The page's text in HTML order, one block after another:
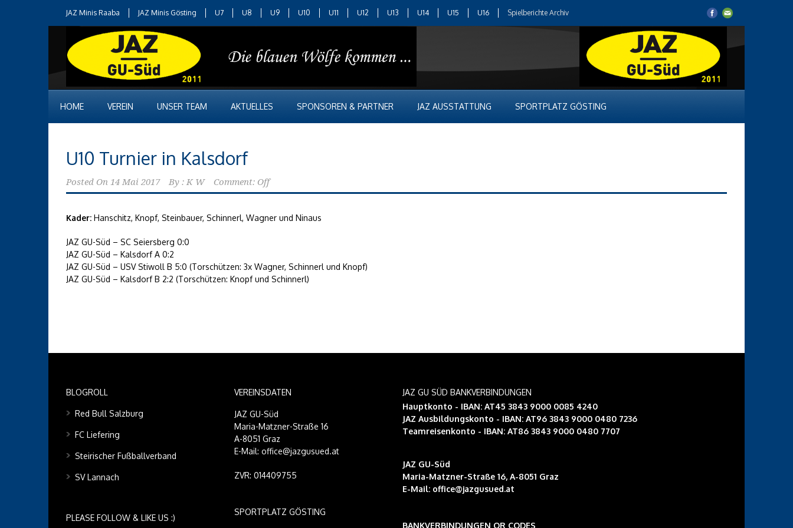
JAZ Minis Raaba JAZ Minis Gösting U7 U8 U9 U10 U11 U12 U13 U14 U15 U16 Spielberichte Archiv
HOME VEREIN UNSER TEAM AKTUELLES SPONSOREN & PARTNER JAZ AUSSTATTUNG SPORTPLATZ GÖSTING
U10 Turnier in Kalsdorf
Posted On 14 Mai 2017 By : K W Comment: Off
Kader: Hanschitz, Knopf, Steinbauer, Schinnerl, Wagner und Ninaus
JAZ GU-Süd – SC Seiersberg 0:0
JAZ GU-Süd – Kalsdorf A 0:2
JAZ GU-Süd – USV Stiwoll B 5:0 (Torschützen: 3x Wagner, Schinnerl und Knopf)
JAZ GU-Süd – Kalsdorf B 2:2 (Torschützen: Knopf und Schinnerl)
BLOGROLL
Red Bull Salzburg
FC Liefering
Steirischer Fußballverband
SV Lannach
PLEASE FOLLOW & LIKE US :)
VEREINSDATEN
JAZ GU-Süd
Maria-Matzner-Straße 16
A-8051 Graz
E-Mail: office@jazgusued.at
ZVR: 014409755
SPORTPLATZ GÖSTING
JAZ GU SÜD BANKVERBINDUNGEN
Hauptkonto - IBAN: AT45 3843 9000 0085 4240
JAZ Ausbildungskonto - IBAN: AT96 3843 9000 0480 7236
Teamreisenkonto - IBAN: AT86 3843 9000 0480 7707
JAZ GU-Süd
Maria-Matzner-Straße 16, A-8051 Graz
E-Mail: office@jazgusued.at
BANKVERBINDUNGEN QR CODES